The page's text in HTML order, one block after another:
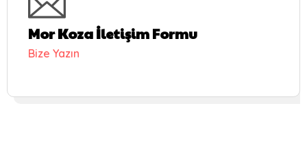
Mor Koza İletişim Formu
Bize Yazın